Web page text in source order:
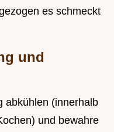
es schmeckt
und
abkühlen (innerhalb
und bewahre